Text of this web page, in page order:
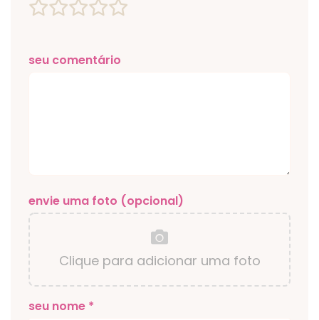
seu comentário
envie uma foto (opcional)
Clique para adicionar uma foto
seu nome *